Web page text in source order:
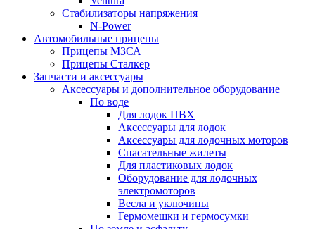
Стабилизаторы напряжения
N-Power
Автомобильные прицепы
Прицепы МЗСА
Прицепы Сталкер
Запчасти и аксессуары
Аксессуары и дополнительное оборудование
По воде
Для лодок ПВХ
Аксессуары для лодок
Аксессуары для лодочных моторов
Спасательные жилеты
Для пластиковых лодок
Оборудование для лодочных
электромоторов
Весла и уключины
Гермомешки и гермосумки